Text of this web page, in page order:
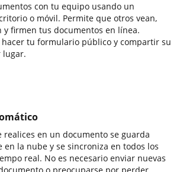
con tu equipo usando un
o móvil. Permite que otros vean,
y firmen tus documentos en línea.
tu formulario público y compartir su
lugar.
realices en un documento se guarda
en la nube y se sincroniza en todos los
real. No es necesario enviar nuevas